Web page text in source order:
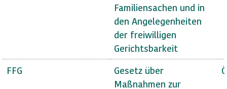
Familiensachen und in
den Angelegenheiten
der freiwilligen
Gerichtsbarkeit
FFG
Gesetz über
Maßnahmen zur